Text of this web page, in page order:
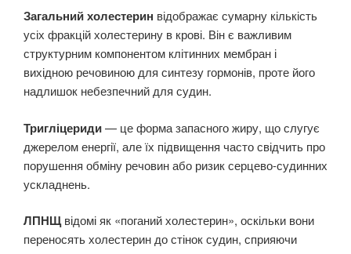
Загальний холестерин відображає сумарну кількість
усіх фракцій холестерину в крові. Він є важливим
структурним компонентом клітинних мембран і
вихідною речовиною для синтезу гормонів, проте його
надлишок небезпечний для судин.
Тригліцериди— це форма запасного жиру, що слугує
джерелом енергії, але їх підвищення часто свідчить про
порушення обміну речовин або ризик серцево-судинних
ускладнень.
ЛПНЩвідомі як «поганий холестерин», оскільки вони
переносять холестерин до стінок судин, сприяючи